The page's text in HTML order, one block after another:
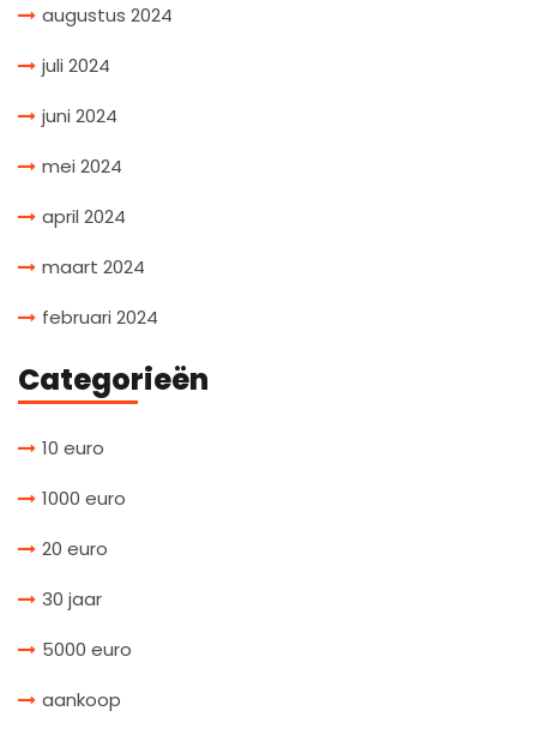
augustus 2024
juli 2024
juni 2024
mei 2024
april 2024
maart 2024
februari 2024
Categorieën
10 euro
1000 euro
20 euro
30 jaar
5000 euro
aankoop